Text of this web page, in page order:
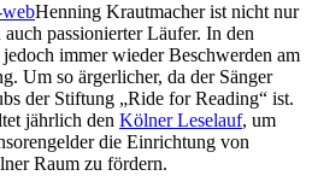
Henning Krautmacher ist nicht nur
passionierter Läufer. In den
immer wieder Beschwerden am
Um so ärgerlicher, da der Sänger
der Stiftung „Ride for Reading“ ist.
jährlich den Kölner Leselauf, um
die Einrichtung von
Raum zu fördern.